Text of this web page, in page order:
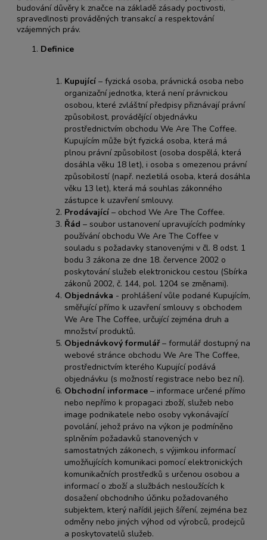
budování důvěry k značce na základě zásady poctivosti,
spravedlnosti prováděných transakcí a respektování
vzájemných práv.
Definice
Kupující – fyzická osoba, právnická osoba nebo
organizační jednotka, která není právnickou
osobou, které zvláštní předpisy přiznávají právní
způsobilost, provádějící objednávku
prostřednictvím obchodu We Are The Coffee.
Kupujícím může být fyzická osoba, která má
plnou právní způsobilost (osoba dospělá, která
dosáhla věku 18 let), i osoba s omezenou právní
způsobilostí (např. nezletilá osoba, která dosáhla
věku 13 let), která má souhlas zákonného
zástupce k uzavření smlouvy.
Prodávající – obchod We Are The Coffee.
Řád – soubor ustanovení upravujících podmínky
používání obchodu We Are The Coffee v
souladu s požadavky stanovenými v čl. 8 odst. 1
bodu 3 zákona ze dne 18. července 2002 o
poskytování služeb elektronickou cestou (Sbírka
zákonů 2002, č. 144, pol. 1204 se změnami).
Objednávka - prohlášení vůle podané Kupujícím,
směřující přímo k uzavření smlouvy s obchodem
We Are The Coffee, určující zejména druh a
množství produktů.
Objednávkový formulář– formulář dostupný na
webové stránce obchodu We Are The Coffee,
prostřednictvím kterého Kupující podává
objednávku (s možností registrace nebo bez ní).
Obchodní informace – informace určené přímo
nebo nepřímo k propagaci zboží, služeb nebo
image podnikatele nebo osoby vykonávající
povolání, jehož právo na výkon je podmíněno
splněním požadavků stanovených v
samostatných zákonech, s výjimkou informací
umožňujících komunikaci pomocí elektronických
komunikačních prostředků s určenou osobou a
informací o zboží a službách nesloužících k
dosažení obchodního účinku požadovaného
subjektem, který nařídil jejich šíření, zejména bez
odměny nebo jiných výhod od výrobců, prodejců
a poskytovatelů služeb.